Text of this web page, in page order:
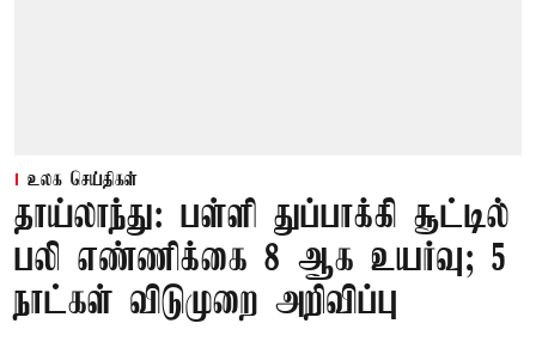
உலக செய்திகள்
தாய்லாந்து: பள்ளி துப்பாக்கி சூட்டில்
பலி எண்ணிக்கை 8 ஆக உயர்வு; 5
நாட்கள் விடுமுறை அறிவிப்பு